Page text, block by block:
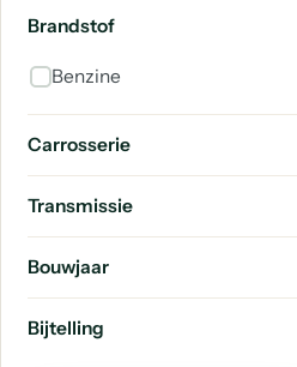
E-208
Rifter
508
504
404
E-3008
206
Brandstof
Benzine
Carrosserie
Transmissie
Bouwjaar
Bijtelling